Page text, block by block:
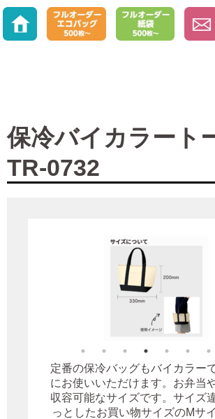
保冷バイカラート
TR-0732
定番の保冷バッグもバイカラー
にお使いいただけます。お弁当
収容可能なサイズです。サイズ
っとしたお買い物サイズのMサ